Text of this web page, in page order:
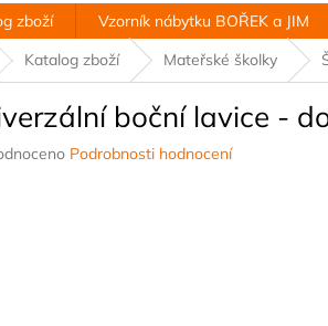
zboží Vzorník nábytku BOŘEK a JIM
Katalog zboží Mateřské školky
boční lavice -
Podrobnosti hodnocení